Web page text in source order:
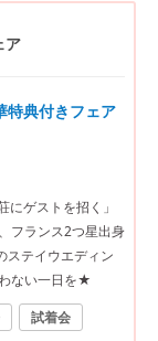
ア
特典付きフェア
ゲストを招く」
フランス2つ星出身
ステイウエディン
ない一日を★
試着会